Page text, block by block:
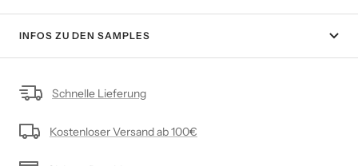
INFOS ZU DEN SAMPLES
Schnelle Lieferung
Kostenloser Versand ab 100€